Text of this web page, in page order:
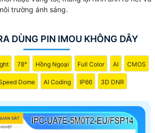
trường ánh sáng.
DÙNG PIN IMOU KHÔNG DÂY
78° Hồng Ngoại Full Color AI CMOS
Dome AI Coding IP66 3D DNR